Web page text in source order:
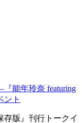
能年玲奈 featuring
ント
版』刊行トークイ